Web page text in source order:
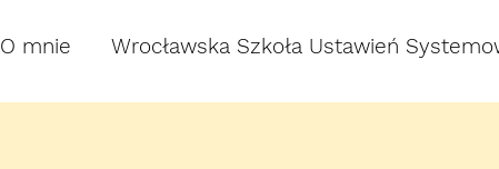
O mnie Wrocławska Szkoła Ustawień